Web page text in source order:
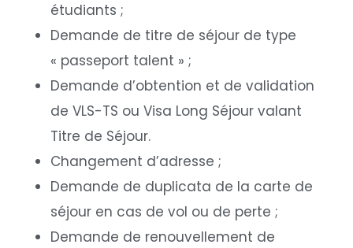
étudiants ;
Demande de titre de séjour de type
« passeport talent » ;
Demande d’obtention et de validation
de VLS-TS ou Visa Long Séjour valant
Titre de Séjour.
Changement d’adresse ;
Demande de duplicata de la carte de
séjour en cas de vol ou de perte ;
Demande de renouvellement de